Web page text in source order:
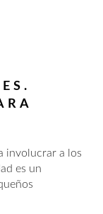
involucrar a los
es un